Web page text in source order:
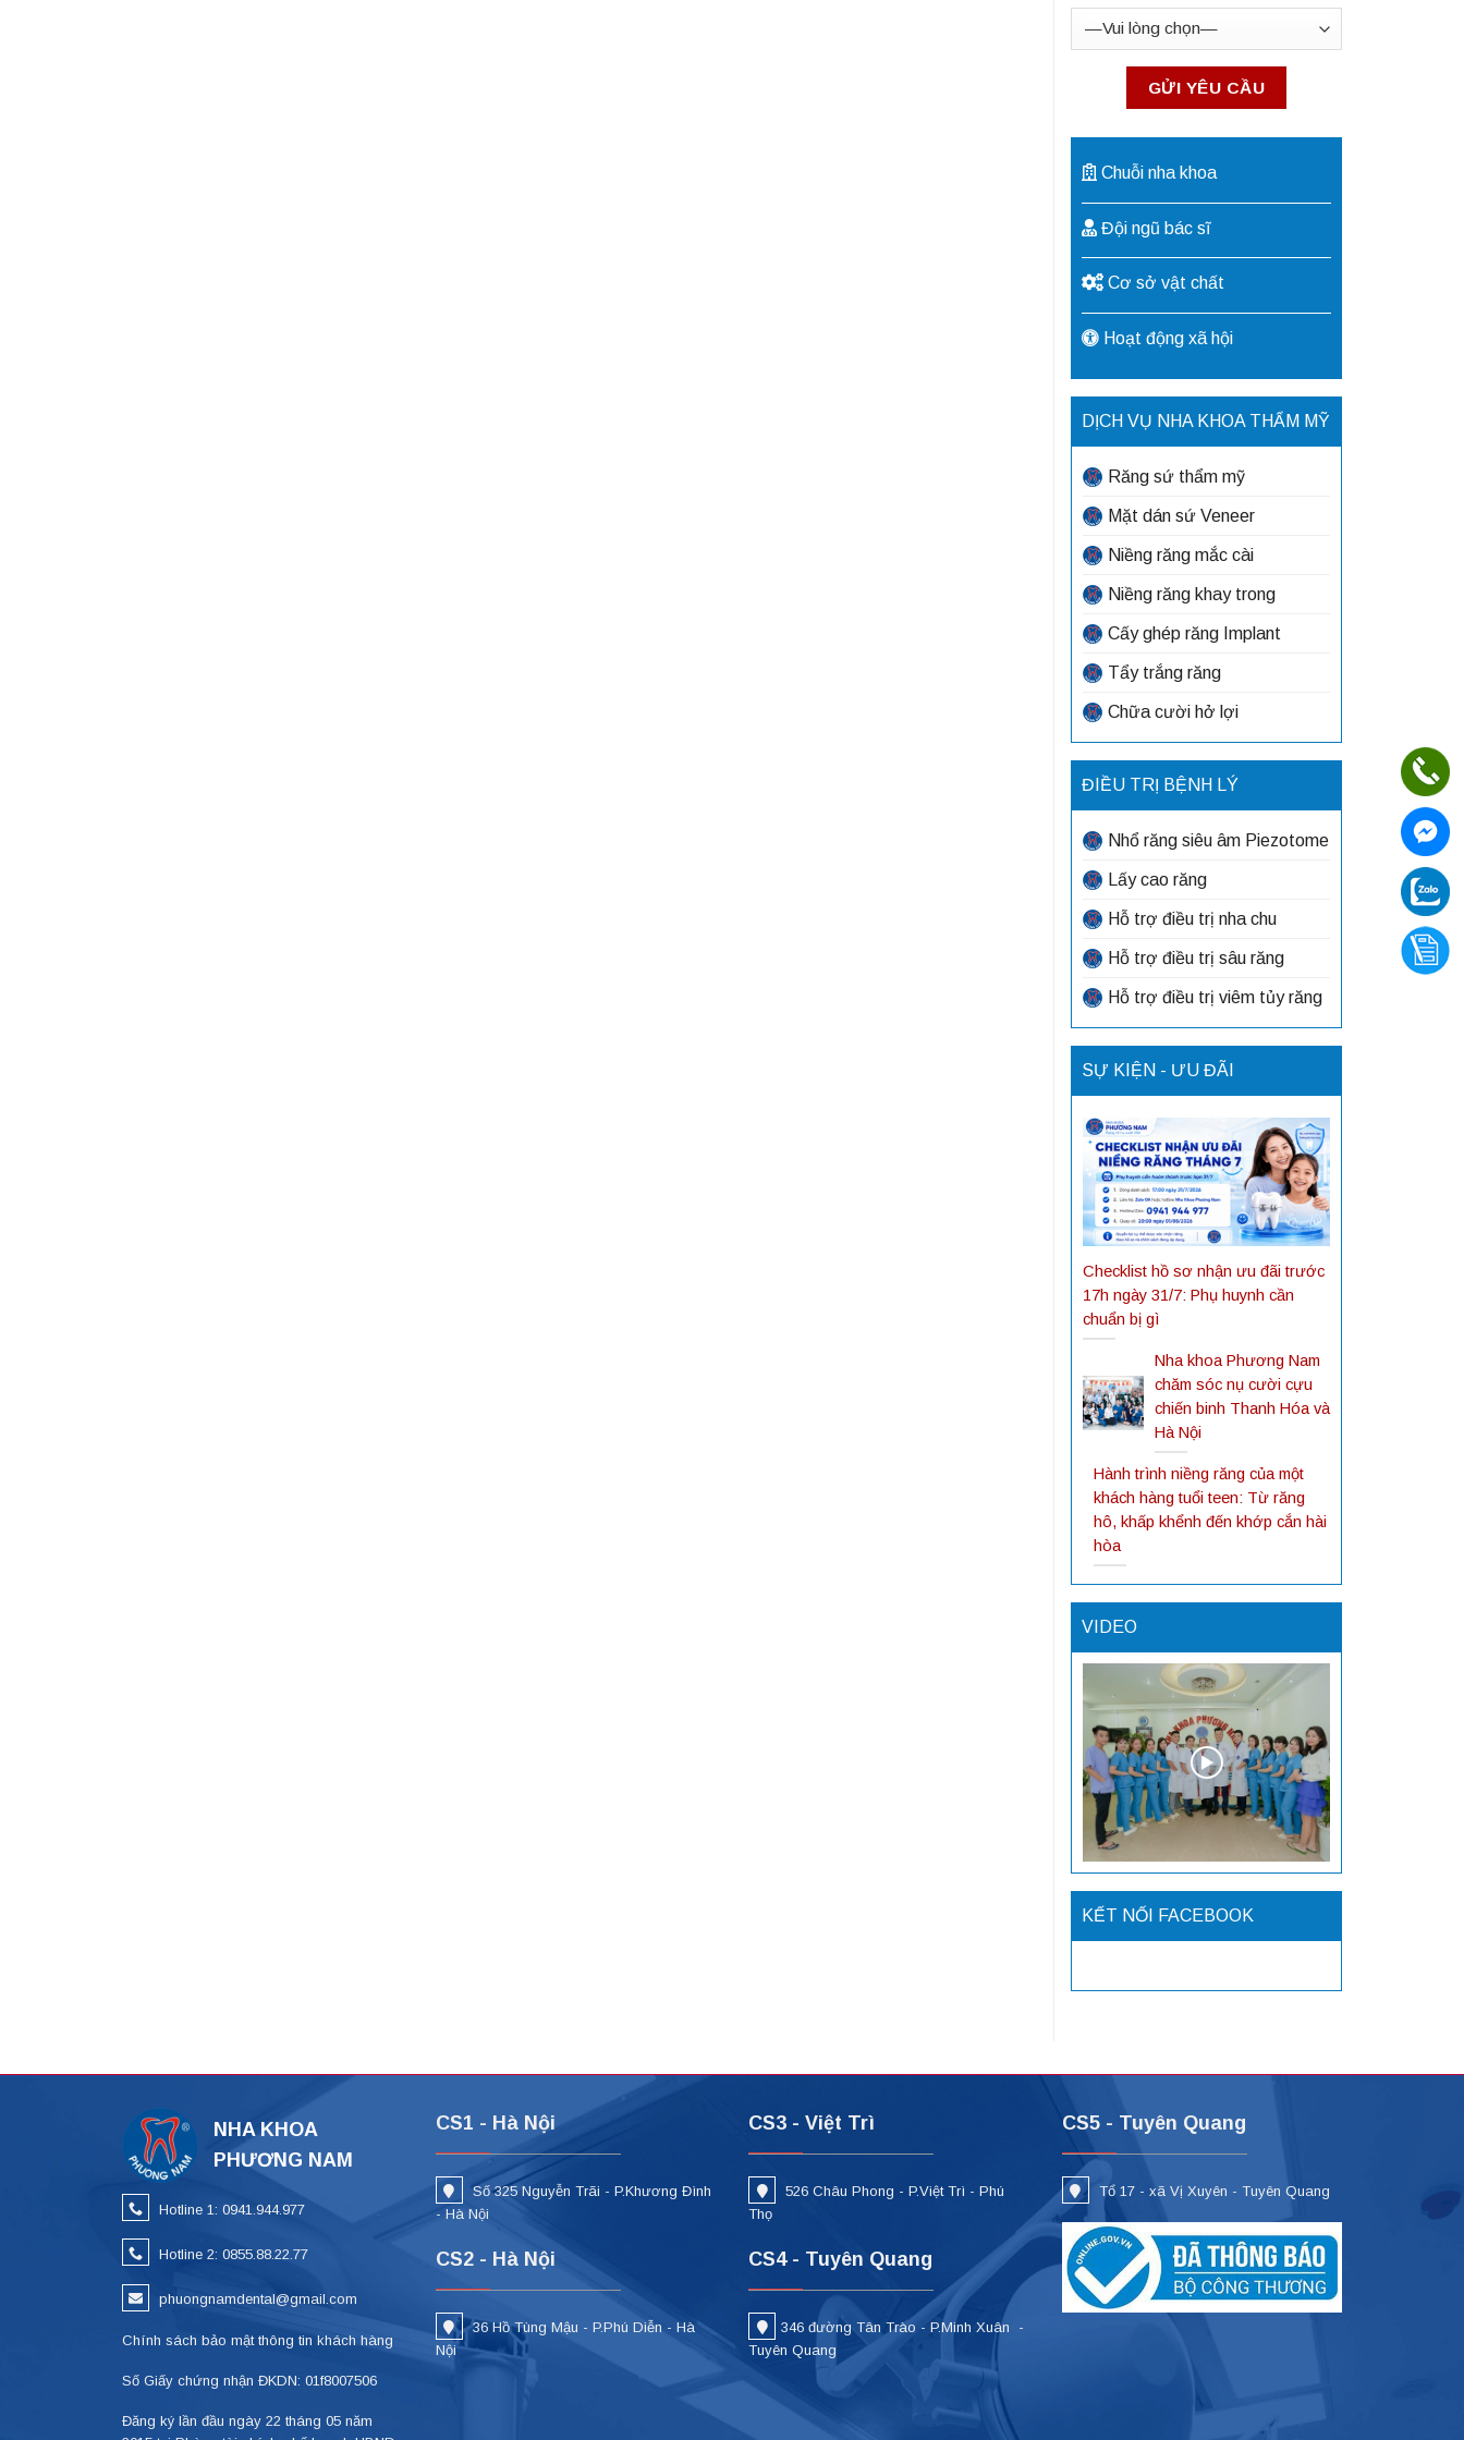
Chuỗi nha khoa
Đội ngũ bác sĩ
Cơ sở vật chất
Hoạt động xã hội
DỊCH VỤ NHA KHOA THẨM MỸ
Răng sứ thẩm mỹ
Mặt dán sứ Veneer
Niềng răng mắc cài
Niềng răng khay trong
Cấy ghép răng Implant
Tẩy trắng răng
Chữa cười hở lợi
ĐIỀU TRỊ BỆNH LÝ
Nhổ răng siêu âm Piezotome
Lấy cao răng
Hỗ trợ điều trị nha chu
Hỗ trợ điều trị sâu răng
Hỗ trợ điều trị viêm tủy răng
SỰ KIỆN - ƯU ĐÃI
Checklist hồ sơ nhận ưu đãi trước
17h ngày 31/7: Phụ huynh cần
chuẩn bị gì
Nha khoa Phương Nam
chăm sóc nụ cười cựu
chiến binh Thanh Hóa và
Hà Nội
Hành trình niềng răng của một
khách hàng tuổi teen: Từ răng
hô, khấp khểnh đến khớp cắn hài
hòa
VIDEO
KẾT NỐI FACEBOOK
NHA KHOA
PHƯƠNG NAM
Hotline 1: 0941.944.977
Hotline 2: 0855.88.22.77
phuongnamdental@gmail.com
Chính sách bảo mật thông tin khách hàng
Số Giấy chứng nhận ĐKDN: 01f8007506
Đăng ký lần đầu ngày 22 tháng 05 năm
CS1 - Hà Nội
Số 325 Nguyễn Trãi - P.Khương Đình
- Hà Nội
CS2 - Hà Nội
36 Hồ Tùng Mậu - P.Phú Diễn - Hà
Nội
CS3 - Việt Trì
526 Châu Phong - P.Việt Trì - Phú
Thọ
CS4 - Tuyên Quang
346 đường Tân Trào - P.Minh Xuân -
Tuyên Quang
CS5 - Tuyên Quang
Tổ 17 - xã Vị Xuyên - Tuyên Quang